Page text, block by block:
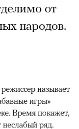
от
народов.
называет
игры»
Время покажет,
неслабый ряд.